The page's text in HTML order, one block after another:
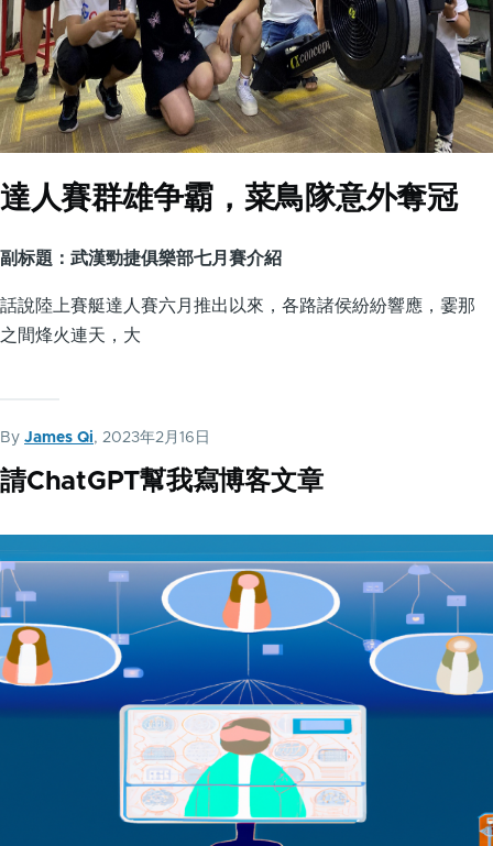
達人賽群雄争霸，菜鳥隊意外奪冠
副标題：武漢勁捷俱樂部七月賽介紹
話說陸上賽艇達人賽六月推出以來，各路諸侯紛紛響應，霎那
之間烽火連天，大
By James Qi, 2023年2月16日
請ChatGPT幫我寫博客文章